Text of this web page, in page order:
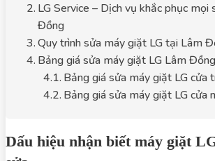
LG Service – Dịch vụ khắc phục
Đồng
Quy trình sửa máy giặt LG tại Lâm
Bảng giá sửa máy giặt LG Lâm
Bảng giá sửa máy giặt LG cửa
Bảng giá sửa máy giặt LG cửa
Dấu hiệu nhận biết máy giặt